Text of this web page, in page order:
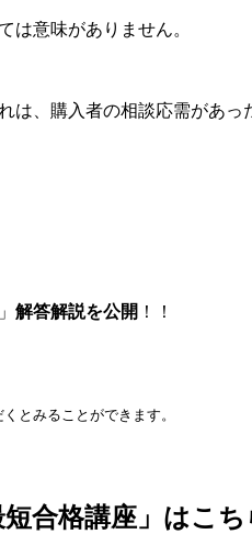
は意味がありません。
、購入者の相談応需があ
」 解答解説を公開 ！！
とみることができます。
合格講座」はこ